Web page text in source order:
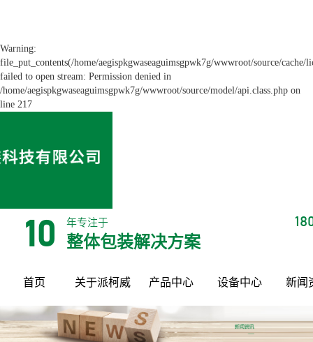
Warning:
file_put_contents(/home/aegispkgwaseaguimsgpwk7g/wwwroot/source/cache/
failed to open stream: Permission denied in
/home/aegispkgwaseaguimsgpwk7g/wwwroot/source/model/api.class.php on
line 217
10 年专注于
整体包装解决方案
首页 关于派柯威 产品中心 设备中心 新闻